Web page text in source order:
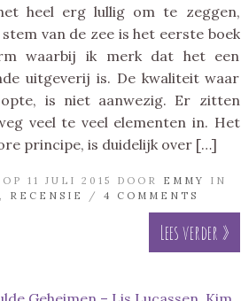
heel erg lullig om te zeggen,
van de zee is het eerste boek
waarbij ik merk dat het een
uitgeverij is. De kwaliteit waar
is niet aanwezig. Er zitten
veel te veel elementen in. Het
principe, is duidelijk over […]
11 JULI 2015 DOOR EMMY
IN
, RECENSIE / 4 COMMENTS
Lees verder »